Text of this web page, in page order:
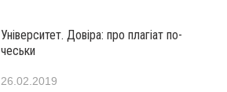
Університет. Довіра: про плагіат по-
чеськи
26.02.2019